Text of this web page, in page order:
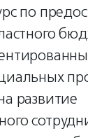
по
развитие